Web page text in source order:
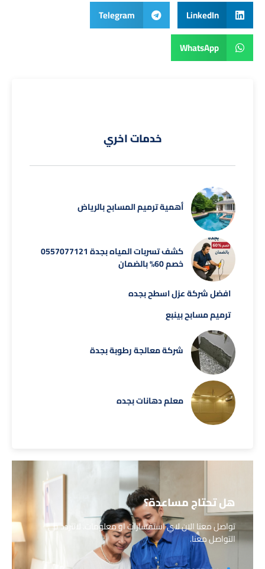
LinkedIn
Telegram
WhatsApp
خدمات اخري
أهمية ترميم المسابح بالرياض
كشف تسربات المياه بجدة 0557077121
خصم 60% بالضمان
افضل شركة عزل اسطح بجده
ترميم مسابح بينبع
شركة معالجة رطوبة بجدة
معلم دهانات بجده
هل تحتاج مساعدة؟
تواصل معنا الان لاي استفسارات او معلومات. لاتتردد في
التواصل معنا.